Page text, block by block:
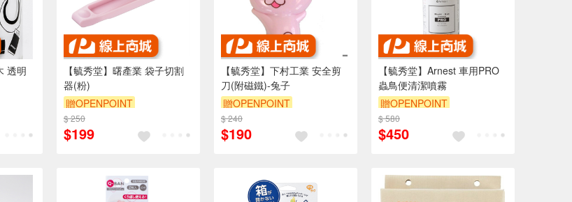
透明
【毓秀堂】曙產業 袋子切割
器(粉)
贈OPENPOINT
$ 250
$199
【毓秀堂】下村工業 安全剪
刀(附磁鐵)-兔子
贈OPENPOINT
$ 240
$190
【毓秀堂】Arnest 車用PRO
蟲鳥便清潔噴霧
贈OPENPOINT
$ 580
$450